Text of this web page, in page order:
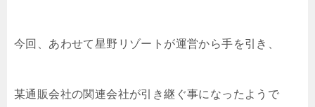
今回、あわせて星野リゾートが運営から手を引き、
某通販会社の関連会社が引き継ぐ事になったようで